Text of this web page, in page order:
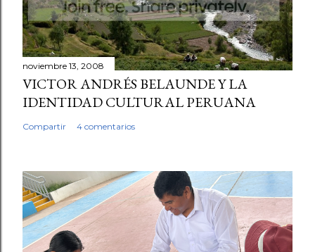
noviembre 13, 2008
VICTOR ANDRÉS BELAUNDE Y LA
IDENTIDAD CULTURAL PERUANA
Compartir 4 comentarios